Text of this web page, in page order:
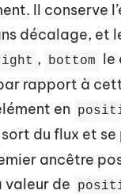
Il conserve
décalage, et
, bottom
le
rapport à
en
sort du flux et
ancêtre
de